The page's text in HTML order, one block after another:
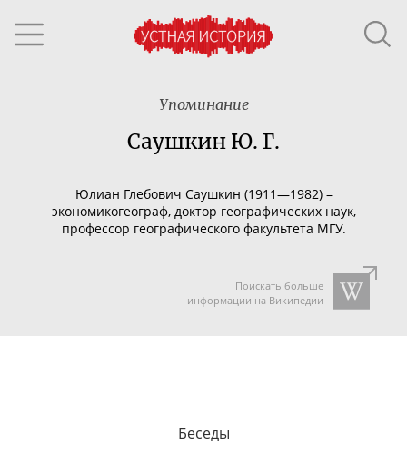
Упоминание
Саушкин Ю. Г.
Юлиан Глебович Саушкин (1911—1982)–
экономикогеограф, доктор географических наук,
профессор географического факультета МГУ.
Поискать больше
информации на Википедии
Беседы